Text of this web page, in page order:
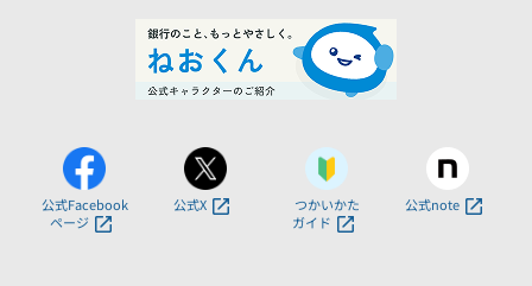
公式Facebook
ページ
公式X
つかいかた
ガイド
公式note